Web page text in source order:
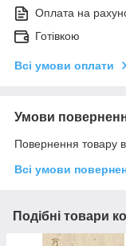
Оплата на
Готівкою
Всі умови оплати
Умови
Повернення товару
Всі умови
Подібні товари